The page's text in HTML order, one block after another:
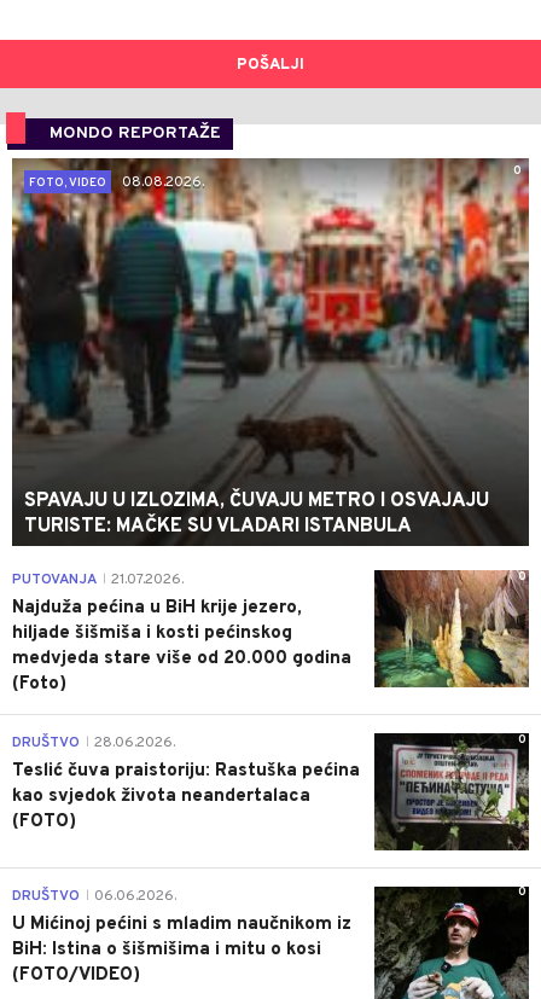
POŠALJI
MONDO REPORTAŽE
0
FOTO, VIDEO
08.08.2026.
SPAVAJU U IZLOZIMA, ČUVAJU METRO I OSVAJAJU
TURISTE: MAČKE SU VLADARI ISTANBULA
0
PUTOVANJA 21.07.2026.
Najduža pećina u BiH krije jezero,
hiljade šišmiša i kosti pećinskog
medvjeda stare više od 20.000 godina
(Foto)
0
DRUŠTVO 28.06.2026.
Teslić čuva praistoriju: Rastuška pećina
kao svjedok života neandertalaca
(FOTO)
0
DRUŠTVO 06.06.2026.
U Mićinoj pećini s mladim naučnikom iz
BiH: Istina o šišmišima i mitu o kosi
(FOTO/VIDEO)